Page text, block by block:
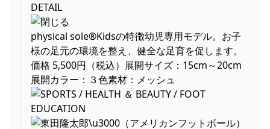
DETAIL
physical sole®Kidsの特徴幼児専用モデル。お子
様の足元の環境を整え、健全な足育を促します。
価格 5,500円（税込）展開サイズ：15cm～20cm
展開カラー：３色素材：メッシュ